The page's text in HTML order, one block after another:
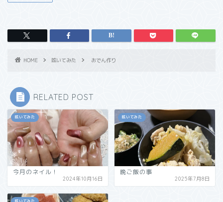
HOME 呟いてみた おでん作り
RELATED POST
呟いてみた
今月のネイル！
2024年10月16日
呟いてみた
晩ご飯の事
2025年7月8日